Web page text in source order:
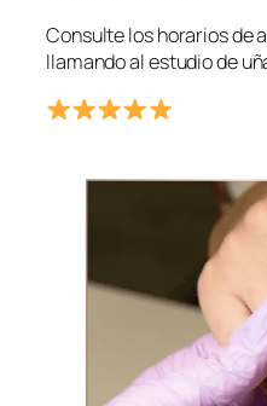
Consulte los horarios de
llamando al estudio de